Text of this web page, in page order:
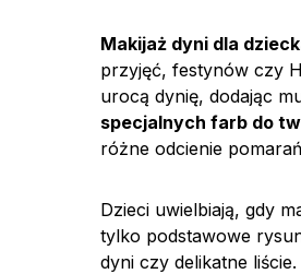
Makijaż dyni dla
przyjęć, festynów czy
urocą dynię, dodając
specjalnych farb do
różne odcienie
Dzieci uwielbiają, gdy
tylko podstawowe
dyni czy delikatne